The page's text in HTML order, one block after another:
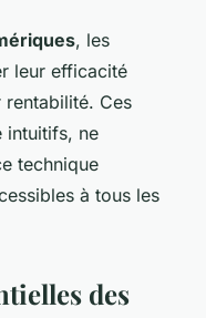
, les
leur efficacité
Ces
intuitifs, ne
technique
à tous les
des